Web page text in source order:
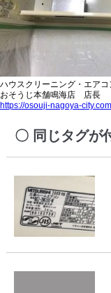
ハウスクリーニング・エア
おそうじ本舗鳴海店 店長
https://osouji-nagoya-
同じタグが